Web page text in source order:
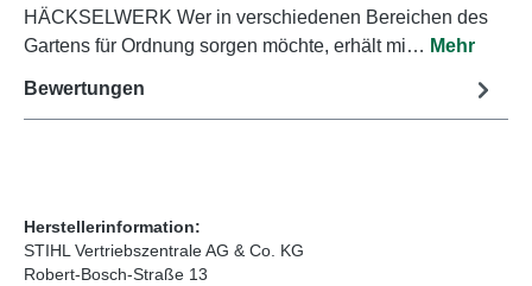
HÄCKSELWERK Wer in verschiedenen Bereichen des
Gartens für Ordnung sorgen möchte, erhält mi… Mehr
Bewertungen
Herstellerinformation:
STIHL Vertriebszentrale AG & Co. KG
Robert-Bosch-Straße 13